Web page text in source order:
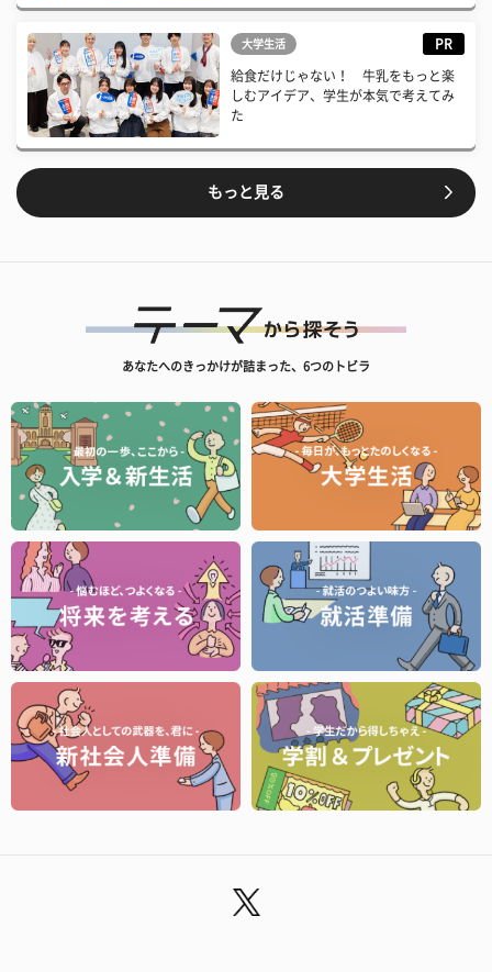
大学生活 PR
給食だけじゃない！ 牛乳をもっと楽
しむアイデア、学生が本気で考えてみ
た
もっと見る
あなたへのきっかけが詰まった、6つのトビラ